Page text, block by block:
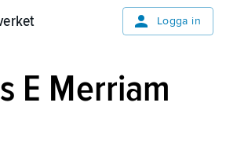
Logga in
E Merriam